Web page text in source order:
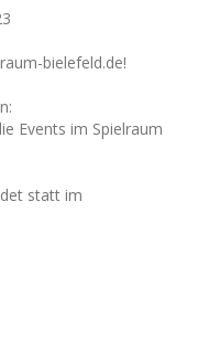
bielefeld.de!
Events im Spielraum
statt im